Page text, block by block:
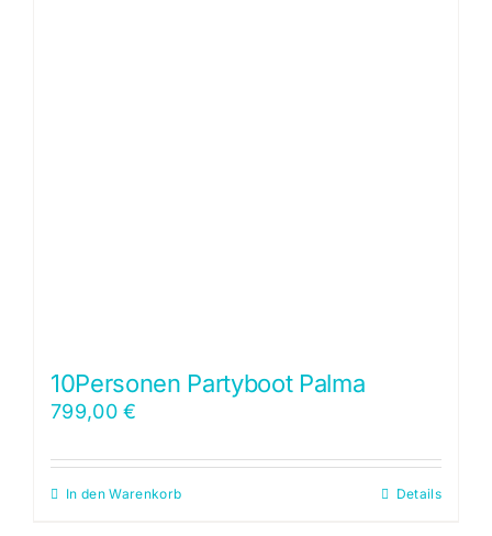
10Personen Partyboot Palma
799,00€
In den Warenkorb Details